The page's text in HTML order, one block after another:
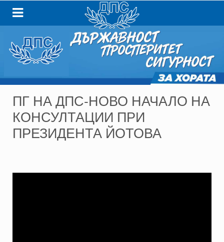
ПГ НА ДПС-НОВО НАЧАЛО НА
КОНСУЛТАЦИИ ПРИ
ПРЕЗИДЕНТА ЙОТОВА